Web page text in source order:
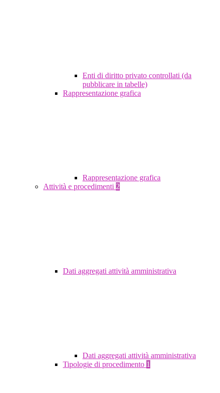
Enti di diritto privato controllati (da
pubblicare in tabelle)
Rappresentazione grafica
Rappresentazione grafica
Attività e procedimenti 2
Dati aggregati attività amministrativa
Dati aggregati attività amministrativa
Tipologie di procedimento 1